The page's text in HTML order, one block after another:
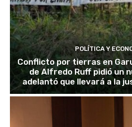
POLÍTICA Y
Conflicto por tierras en
de Alfredo Ruff pidió un
adelantó que llevará a la